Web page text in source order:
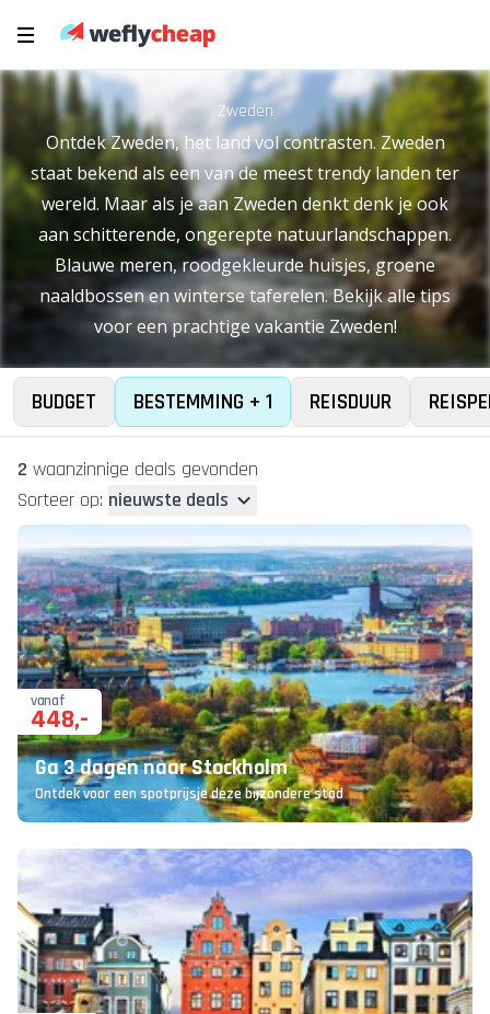
Zweden
Ontdek Zweden, het land vol contrasten. Zweden
staat bekend als een van de meest trendy landen ter
wereld. Maar als je aan Zweden denkt denk je ook
aan schitterende, ongerepte natuurlandschappen.
Blauwe meren, roodgekleurde huisjes, groene
naaldbossen en winterse taferelen. Bekijk alle tips
voor een prachtige vakantie Zweden!
BUDGET BESTEMMING + 1 REISDUUR
2 waanzinnige deals gevonden
Sorteer op: nieuwste deals
vanaf
448,-
Ga 3 dagen naar Stockholm
Ontdek voor een spotprijsje deze bijzondere stad